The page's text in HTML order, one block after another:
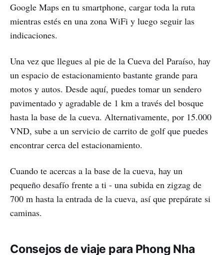
Google Maps en tu smartphone, cargar toda la ruta
mientras estés en una zona WiFi y luego seguir las
indicaciones.
Una vez que llegues al pie de la Cueva del Paraíso, hay
un espacio de estacionamiento bastante grande para
motos y autos. Desde aquí, puedes tomar un sendero
pavimentado y agradable de 1 km a través del bosque
hasta la base de la cueva. Alternativamente, por 15.000
VND, sube a un servicio de carrito de golf que puedes
encontrar cerca del estacionamiento.
Cuando te acercas a la base de la cueva, hay un
pequeño desafío frente a ti - una subida en zigzag de
700 m hasta la entrada de la cueva, así que prepárate si
caminas.
Consejos de viaje para Phong Nha